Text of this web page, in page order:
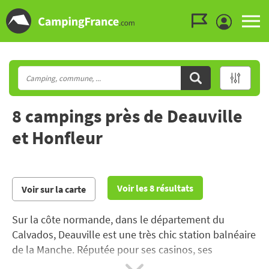
8 campings près de Deauville
et Honfleur
Voir sur la carte Voir les 8 résultats
Sur la côte normande, dans le département du
Calvados, Deauville est une très chic station balnéaire
de la Manche. Réputée pour ses casinos, ses
magnifiques plages et son festival de cinéma, la